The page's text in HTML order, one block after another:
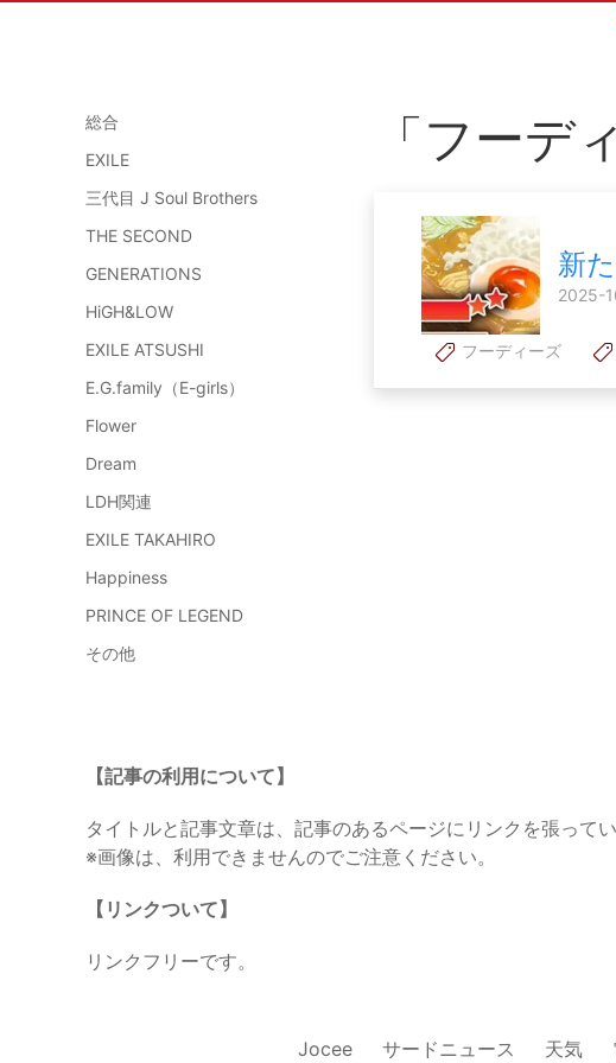
総合
EXILE
三代目 J Soul Brothers
THE SECOND
GENERATIONS
HiGH&LOW
EXILE ATSUSHI
E.G.family（E-girls）
Flower
Dream
LDH関連
EXILE TAKAHIRO
Happiness
PRINCE OF LEGEND
その他
「フーデ
新
2025-
フーディーズ
【記事の利用について】
タイトルと記事文章は、記事のあるページにリンクを張って
※画像は、利用できませんのでご注意ください。
【リンクついて】
リンクフリーです。
Jocee サードニュース 天気